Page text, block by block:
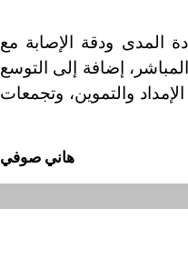
المدى ودقة الإصابة مع
المباشر، إضافة إلى التوسع
والتموين، وتجمعات
هاني صوفي